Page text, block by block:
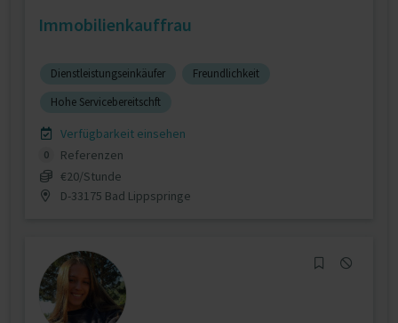
Immobilienkauffrau
Dienstleistungseinkäufer
Freundlichkeit
Hohe Servicebereitschft
Verfügbarkeit einsehen
0
Referenzen
€20/Stunde
D-33175 Bad Lippspringe